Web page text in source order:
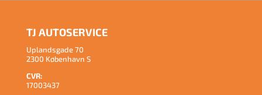
TJ AUTOSERVICE
Uplandsgade 70
2300 København S
CVR:
17003437